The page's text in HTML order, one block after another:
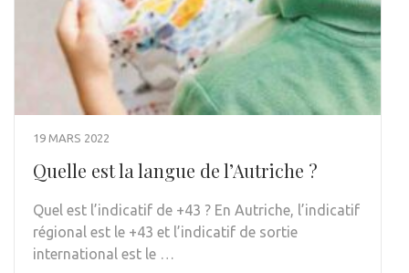
19 MARS 2022
Quelle est la langue de l’Autriche ?
Quel est l’indicatif de +43 ? En Autriche, l’indicatif
régional est le +43 et l’indicatif de sortie
international est le …